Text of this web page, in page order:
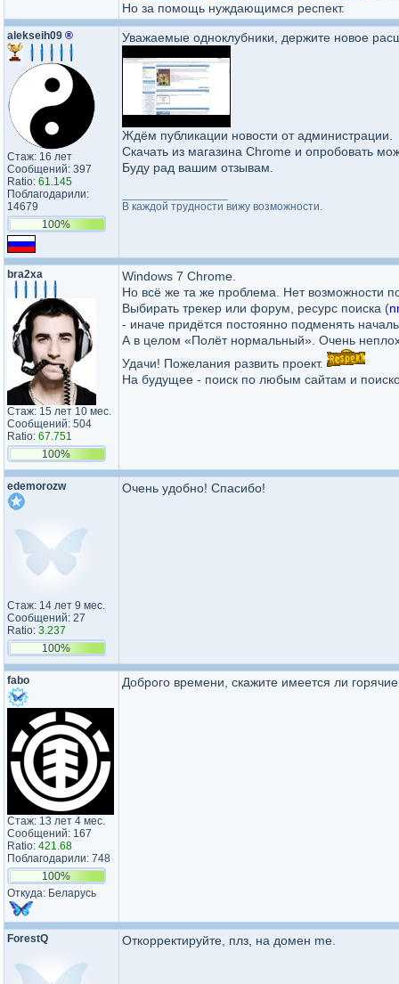
Но за помощь нуждающимся респект.
alekseih09 ®
Стаж: 16 лет
Сообщений: 397
Ratio: 61.145
Поблагодарили:
14679
100%
Уважаемые одноклубники, держите новое
Ждём публикации новости от администрации.
Скачать из магазина Chrome и опробовать
Буду рад вашим отзывам.
В каждой трудности вижу возможности.
bra2xa
Стаж: 15 лет 10 мес.
Сообщений: 504
Ratio: 67.751
100%
Windows 7 Chrome.
Но всё же та же проблема. Нет возможности
Выбирать трекер или форум, ресурс поиска (
- иначе придётся постоянно подменять
А в целом «Полёт нормальный». Очень
Удачи! Пожелания развить проект.
На будущее - поиск по любым сайтам и
edemorozw
Стаж: 14 лет 9 мес.
Сообщений: 27
Ratio: 3.237
100%
Очень удобно! Спасибо!
fabo
Стаж: 13 лет 4 мес.
Сообщений: 167
Ratio: 421.68
Поблагодарили: 748
100%
Откуда: Беларусь
Доброго времени, скажите имеется ли
ForestQ Откорректируйте, плз, на домен me.